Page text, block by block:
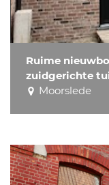
Ruime
zuidgerichte
Moorslede